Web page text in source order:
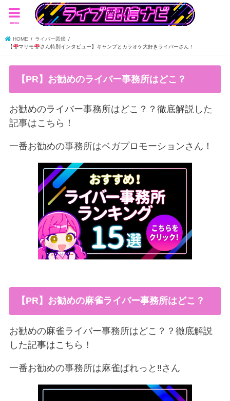
menu
HOME
ライバー図鑑
【
マリモ さん特別インタビュー】キャンプとカラオケ大好きライバーさん！
【PR】お勧めのライバー事務所はどこ？
お勧めのライバー事務所はどこ？？徹底解説した
記事はこちら！
一番お勧めの事務所はベガプロモーションさん！
【PR】お勧めの麻雀ライバー事務所はどこ？
お勧めの麻雀ライバー事務所はどこ？？徹底解説
した記事はこちら！
一番お勧めの事務所は麻雀ぱれっと‼︎さん